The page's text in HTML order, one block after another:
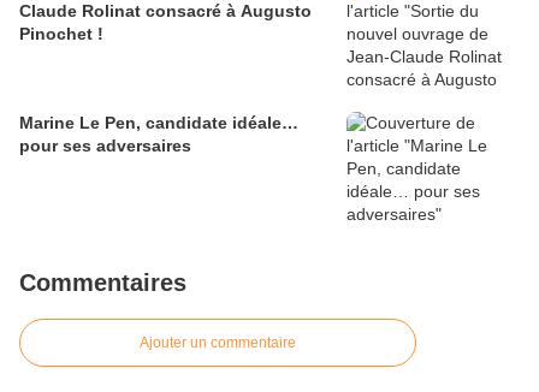
Claude Rolinat consacré à Augusto
Pinochet !
Marine Le Pen, candidate idéale…
pour ses adversaires
Commentaires
Ajouter un commentaire